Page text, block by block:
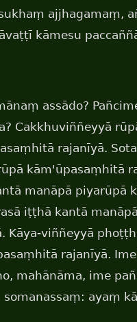
ajjhagamaṃ,
kāmesu
assādo?
Cakkhuviññeyyā
rajanīyā.
kām'ūpasaṃhitā
manāpā piyarūpā
iṭṭhā kantā
Kāya-viññeyyā
rajanīyā.
mahānāma, ime
ayaṃ